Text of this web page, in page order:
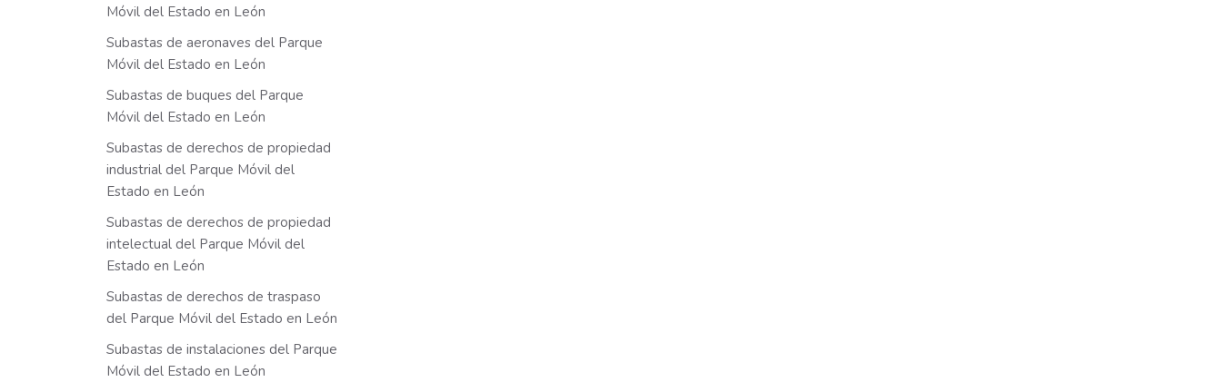
Móvil del Estado en León
Subastas de aeronaves del Parque
Móvil del Estado en León
Subastas de buques del Parque
Móvil del Estado en León
Subastas de derechos de propiedad
industrial del Parque Móvil del
Estado en León
Subastas de derechos de propiedad
intelectual del Parque Móvil del
Estado en León
Subastas de derechos de traspaso
del Parque Móvil del Estado en León
Subastas de instalaciones del Parque
Móvil del Estado en León